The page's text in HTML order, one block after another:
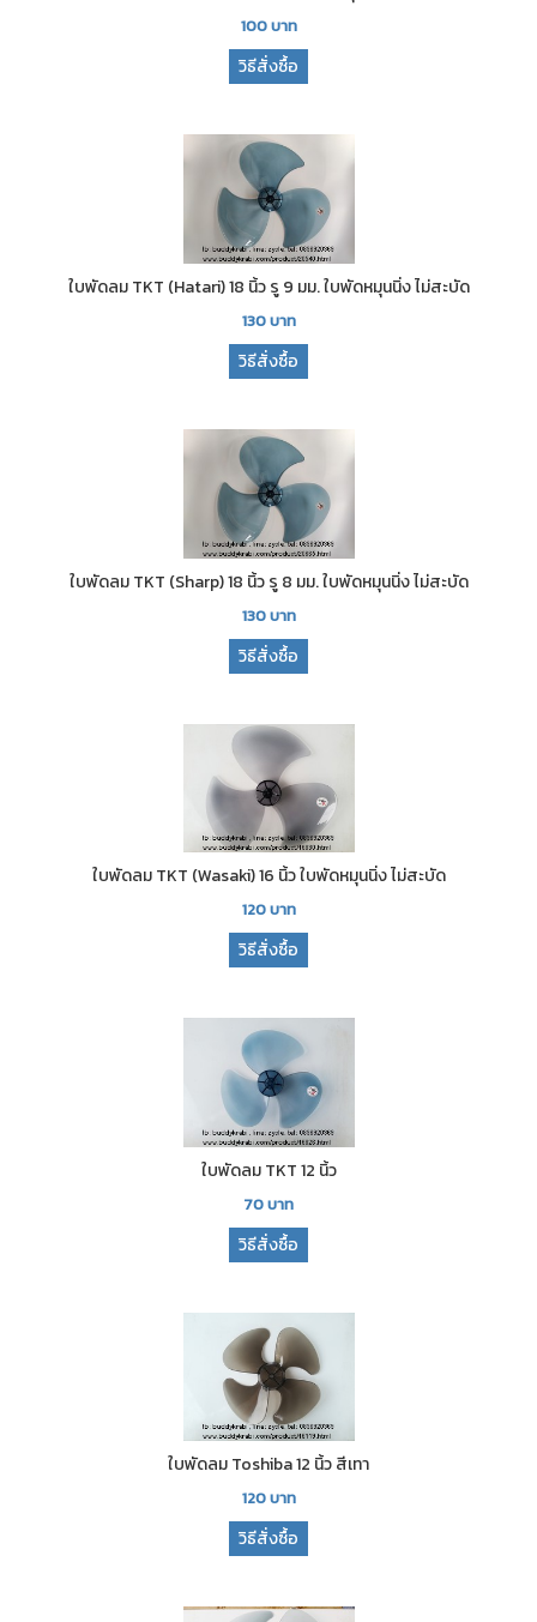
100บาท
วิธีสั่งซื้อ
ใบพัดลม TKT (Hatari) 18 นิ้ว รู 9 มม. ใบพัดหมุนนิ่ง ไม่สะบัด
130บาท
วิธีสั่งซื้อ
ใบพัดลม TKT (Sharp) 18 นิ้ว รู 8 มม. ใบพัดหมุนนิ่ง ไม่สะบัด
130บาท
วิธีสั่งซื้อ
ใบพัดลม TKT (Wasaki) 16 นิ้ว ใบพัดหมุนนิ่ง ไม่สะบัด
120บาท
วิธีสั่งซื้อ
ใบพัดลม TKT 12 นิ้ว
70บาท
วิธีสั่งซื้อ
ใบพัดลม Toshiba 12 นิ้ว สีเทา
120บาท
วิธีสั่งซื้อ